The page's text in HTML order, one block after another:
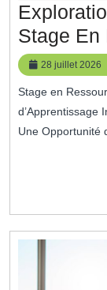
Stage En
28 juillet 2026
Stage en Ressources Humaines : Une Opportunité
d’Apprentissage
Une Opportunité